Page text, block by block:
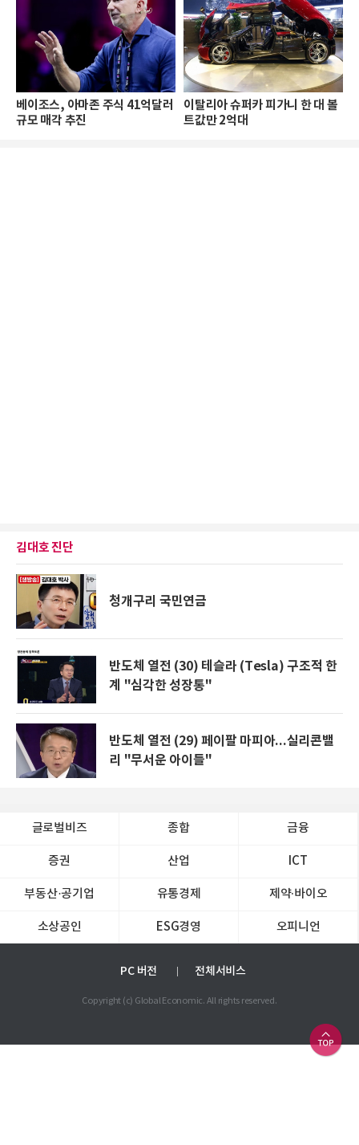
베이조스, 아마존 주식 41억달러
규모 매각 추진
이탈리아 슈퍼카 피가니 한 대 볼
트값만 2억대
김대호 진단
청개구리 국민연금
반도체 열전 (30) 테슬라 (Tesla) 구조적 한
계 "심각한 성장통"
반도체 열전 (29) 페이팔 마피아...실리콘밸
리 "무서운 아이들"
글로벌비즈 종합 금융
증권 산업 ICT
부동산·공기업 유통경제 제약∙바이오
소상공인 ESG경영 오피니언
PC 버전 전체서비스
Copyright (c) Global Economic. All rights reserved.